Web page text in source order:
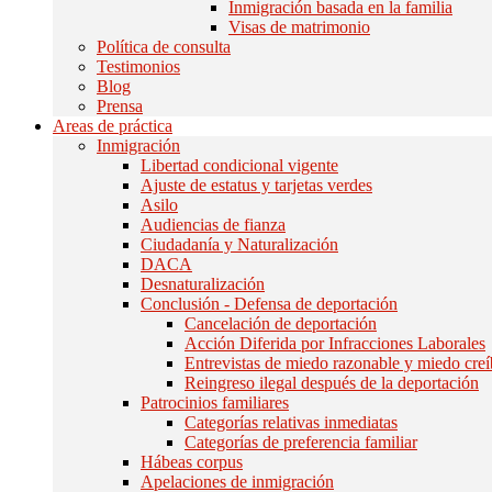
Inmigración basada en la familia
Visas de matrimonio
Política de consulta
Testimonios
Blog
Prensa
Areas de práctica
Inmigración
Libertad condicional vigente
Ajuste de estatus y tarjetas verdes
Asilo
Audiencias de fianza
Ciudadanía y Naturalización
DACA
Desnaturalización
Conclusión - Defensa de deportación
Cancelación de deportación
Acción Diferida por Infracciones Laborales
Entrevistas de miedo razonable y miedo
Reingreso ilegal después de la deportación
Patrocinios familiares
Categorías relativas inmediatas
Categorías de preferencia familiar
Hábeas corpus
Apelaciones de inmigración